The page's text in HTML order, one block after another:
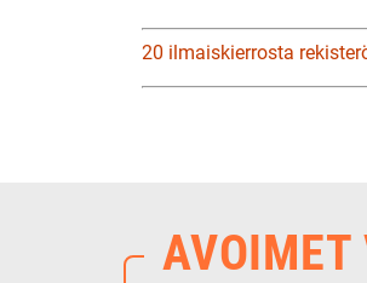
20 ilmaiskierrosta
AVOIMET